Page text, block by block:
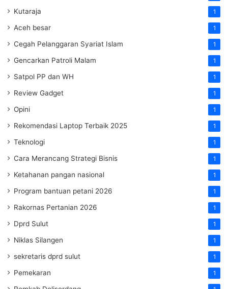
Kutaraja 1
Aceh besar 1
Cegah Pelanggaran Syariat Islam 1
Gencarkan Patroli Malam 1
Satpol PP dan WH 1
Review Gadget 1
Opini 1
Rekomendasi Laptop Terbaik 2025 1
Teknologi 1
Cara Merancang Strategi Bisnis 1
Ketahanan pangan nasional 1
Program bantuan petani 2026 1
Rakornas Pertanian 2026 1
Dprd Sulut 1
Niklas Silangen 1
sekretaris dprd sulut 1
Pemekaran 1